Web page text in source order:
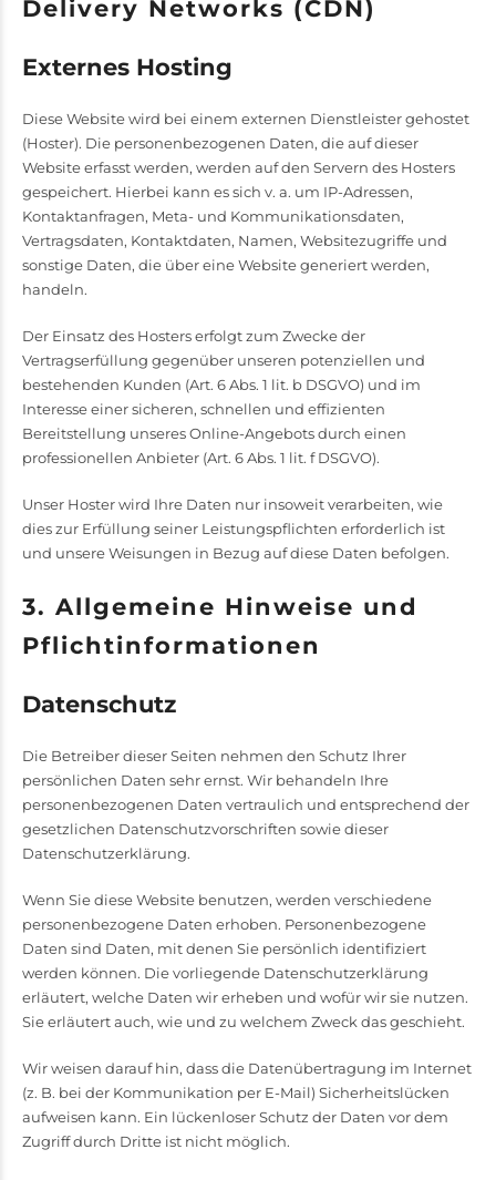
Delivery Networks (CDN)
Externes Hosting
Diese Website wird bei einem externen Dienstleister gehostet
(Hoster). Die personenbezogenen Daten, die auf dieser
Website erfasst werden, werden auf den Servern des Hosters
gespeichert. Hierbei kann es sich v. a. um IP-Adressen,
Kontaktanfragen, Meta- und Kommunikationsdaten,
Vertragsdaten, Kontaktdaten, Namen, Websitezugriffe und
sonstige Daten, die über eine Website generiert werden,
handeln.
Der Einsatz des Hosters erfolgt zum Zwecke der
Vertragserfüllung gegenüber unseren potenziellen und
bestehenden Kunden (Art. 6 Abs. 1 lit. b DSGVO) und im
Interesse einer sicheren, schnellen und effizienten
Bereitstellung unseres Online-Angebots durch einen
professionellen Anbieter (Art. 6 Abs. 1 lit. f DSGVO).
Unser Hoster wird Ihre Daten nur insoweit verarbeiten, wie
dies zur Erfüllung seiner Leistungspflichten erforderlich ist
und unsere Weisungen in Bezug auf diese Daten befolgen.
3. Allgemeine Hinweise und
Pflicht­informationen
Datenschutz
Die Betreiber dieser Seiten nehmen den Schutz Ihrer
persönlichen Daten sehr ernst. Wir behandeln Ihre
personenbezogenen Daten vertraulich und entsprechend der
gesetzlichen Datenschutzvorschriften sowie dieser
Datenschutzerklärung.
Wenn Sie diese Website benutzen, werden verschiedene
personenbezogene Daten erhoben. Personenbezogene
Daten sind Daten, mit denen Sie persönlich identifiziert
werden können. Die vorliegende Datenschutzerklärung
erläutert, welche Daten wir erheben und wofür wir sie nutzen.
Sie erläutert auch, wie und zu welchem Zweck das geschieht.
Wir weisen darauf hin, dass die Datenübertragung im Internet
(z. B. bei der Kommunikation per E-Mail) Sicherheitslücken
aufweisen kann. Ein lückenloser Schutz der Daten vor dem
Zugriff durch Dritte ist nicht möglich.